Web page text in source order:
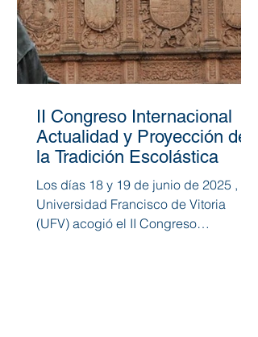
II Congreso Internacional
Actualidad y Proyección de
la Tradición Escolástica
Los días 18 y 19 de junio de 2025 , la
Universidad Francisco de Vitoria
(UFV) acogió el II Congreso